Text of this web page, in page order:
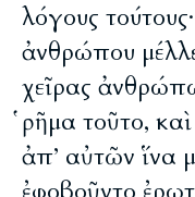
λόγους
ἀνθρώπου
χεῖρας
ῥῆμα τοῦτο,
ἀπ’ αὐτῶν ἵνα